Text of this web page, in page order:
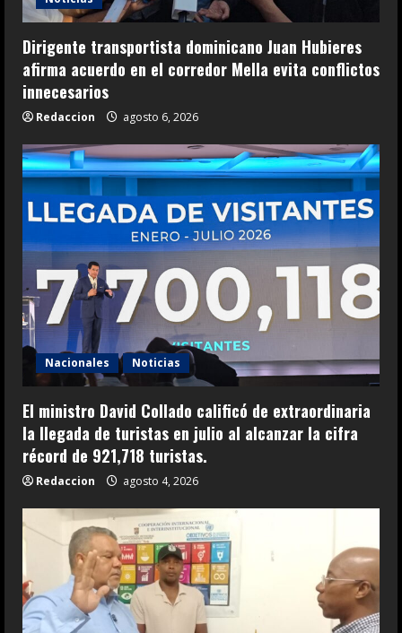
Dirigente transportista dominicano Juan Hubieres
afirma acuerdo en el corredor Mella evita conflictos
innecesarios
Redaccion agosto 6, 2026
Nacionales Noticias
El ministro David Collado calificó de extraordinaria
la llegada de turistas en julio al alcanzar la cifra
récord de 921,718 turistas.
Redaccion agosto 4, 2026